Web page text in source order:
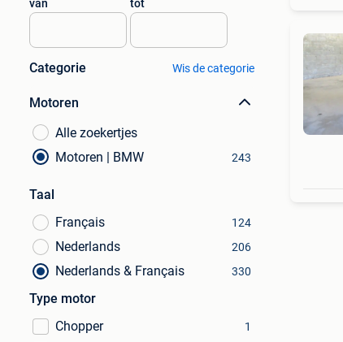
van tot
Categorie Wis de categorie
Motoren
Alle zoekertjes
Motoren | BMW
243
Taal
Français
124
Nederlands 206
Nederlands & Français 330
Type motor
Chopper
1